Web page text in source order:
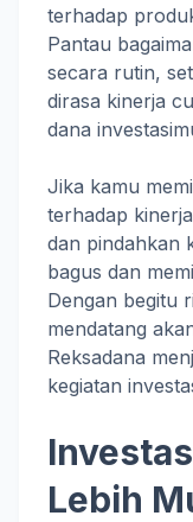
terhadap
Pantau
secara rutin,
dirasa kinerja
dana
Jika kamu
terhadap
dan pindahkan
bagus dan
Dengan begitu
mendatang
Reksadana
kegiatan
Lebih